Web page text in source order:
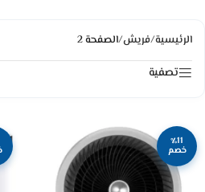
الرئيسية/فريش/الصفحة 2
تصفية
٪11
خصم